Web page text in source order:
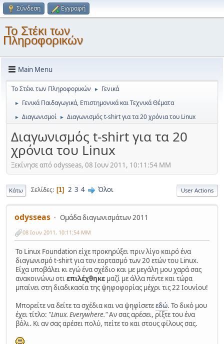
Σύνδεση Εγγραφή
Το Στέκι των
Πληροφορικών
Main Menu
Το Στέκι των Πληροφορικών ► Γενικά
► Γενικά Παιδαγωγικά, Επιστημονικά και Τεχνικά Θέματα
► Διαγωνισμοί ► Διαγωνισμός t-shirt για τα 20 χρόνια του Linux
Διαγωνισμός t-shirt για τα 20
χρόνια του Linux
Ξεκίνησε από odysseas, 08 Ιουν 2011, 10:11:54 ΜΜ
Κάτω Σελίδες 1 2 3 4 Όλοι User Actions
odysseas Ομάδα διαγωνισμάτων 2011
08 Ιουν 2011, 10:11:54 ΜΜ
Το Linux Foundation είχε προκηρύξει πριν λίγο καιρό ένα
διαγωνισμό t-shirt για τον εορτασμό των 20 ετών του Linux.
Είχα υποβάλει κι εγώ ένα σχέδιο και με μεγάλη μου χαρά σας
ανακοινώνω οτιεπιλέχθηκε μαζί με άλλα πέντε και τώρα
μπαίνει στη διαδικασία της ψηφοφορίας μέχρι τις 22 Ιουνίου!
Μπορείτε να δείτε τα σχέδια και να ψηφίσετεεδώ. Το δικό μου
έχει τίτλο: "Linux. Everywhere."Αν σας αρέσει, ρίξτε του ένα
βόλι. Κι αν σας αρέσει πολύ, πείτε το και στους φίλους σας.